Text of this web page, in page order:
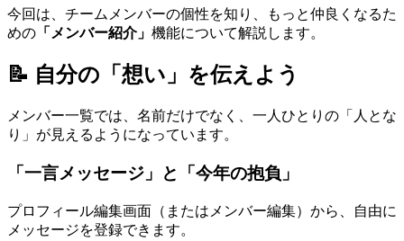
今回は、チームメンバーの個性を知り、もっと仲良くなるた
めの 「メンバー紹介」 機能について解説します。
📝 自分の「想い」を伝えよう
メンバー一覧では、名前だけでなく、一人ひとりの「人とな
り」が見えるようになっています。
「一言メッセージ」と「今年の抱負」
プロフィール編集画面（またはメンバー編集）から、自由に
メッセージを登録できます。